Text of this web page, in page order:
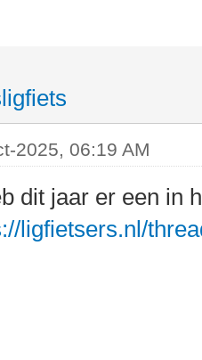
2025, 06:19 AM
dit jaar er een in
ligfietsers.nl/